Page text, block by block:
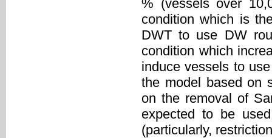
% (vessels over
condition which is
DWT to use DW
condition which
induce vessels to
the model based on
on the removal of
expected to be
(particularly,